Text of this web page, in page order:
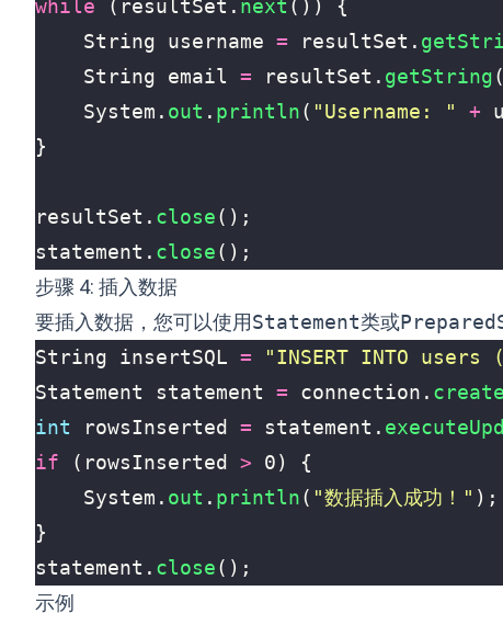
while
( resultSet . next ())
{
String
username = resultSet .
String
email = resultSet . getString(
System . out . println( "Username: " +
}
resultSet . close();
statement . close();
步骤 4: 插入数据
要插入数据，您可以使用Statement类或
String
insertSQL = "INSERT INTO
Statement
statement = connection .
int
rowsInserted = statement .
if
( rowsInserted > 0)
{
System . out . println( "数据插入成功！" );
}
statement . close();
示例